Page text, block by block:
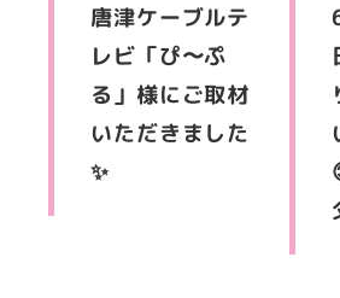
唐津ケーブルテ
レビ「ぴ〜ぷ
る」様にご取材
いただきました
✨